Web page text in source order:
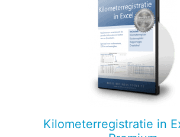
Kilometerregistratie in